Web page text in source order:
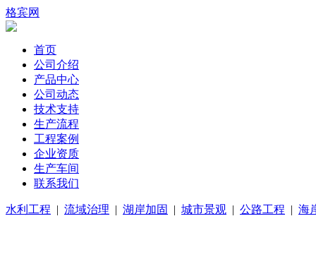
格宾网
首页
公司介绍
产品中心
公司动态
技术支持
生产流程
工程案例
企业资质
生产车间
联系我们
水利工程 | 流域治理 | 湖岸加固 | 城市景观 | 公路工程 | 海